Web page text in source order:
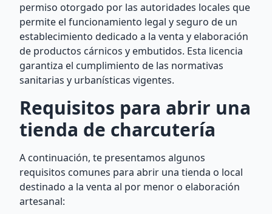
permiso otorgado por las autoridades locales que
permite el funcionamiento legal y seguro de un
establecimiento dedicado a la venta y elaboración
de productos cárnicos y embutidos. Esta licencia
garantiza el cumplimiento de las normativas
sanitarias y urbanísticas vigentes.
Requisitos para abrir una
tienda de charcutería
A continuación, te presentamos algunos
requisitos comunes para abrir una tienda o local
destinado a la venta al por menor o elaboración
artesanal: